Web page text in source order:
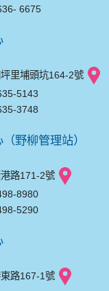
6675
里埔頭坑164-2號
5143
3748
野柳管理站）
路171-2號
8980
5290
路167-1號